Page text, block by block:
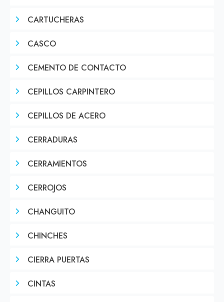
CARTUCHERAS
CASCO
CEMENTO DE CONTACTO
CEPILLOS CARPINTERO
CEPILLOS DE ACERO
CERRADURAS
CERRAMIENTOS
CERROJOS
CHANGUITO
CHINCHES
CIERRA PUERTAS
CINTAS